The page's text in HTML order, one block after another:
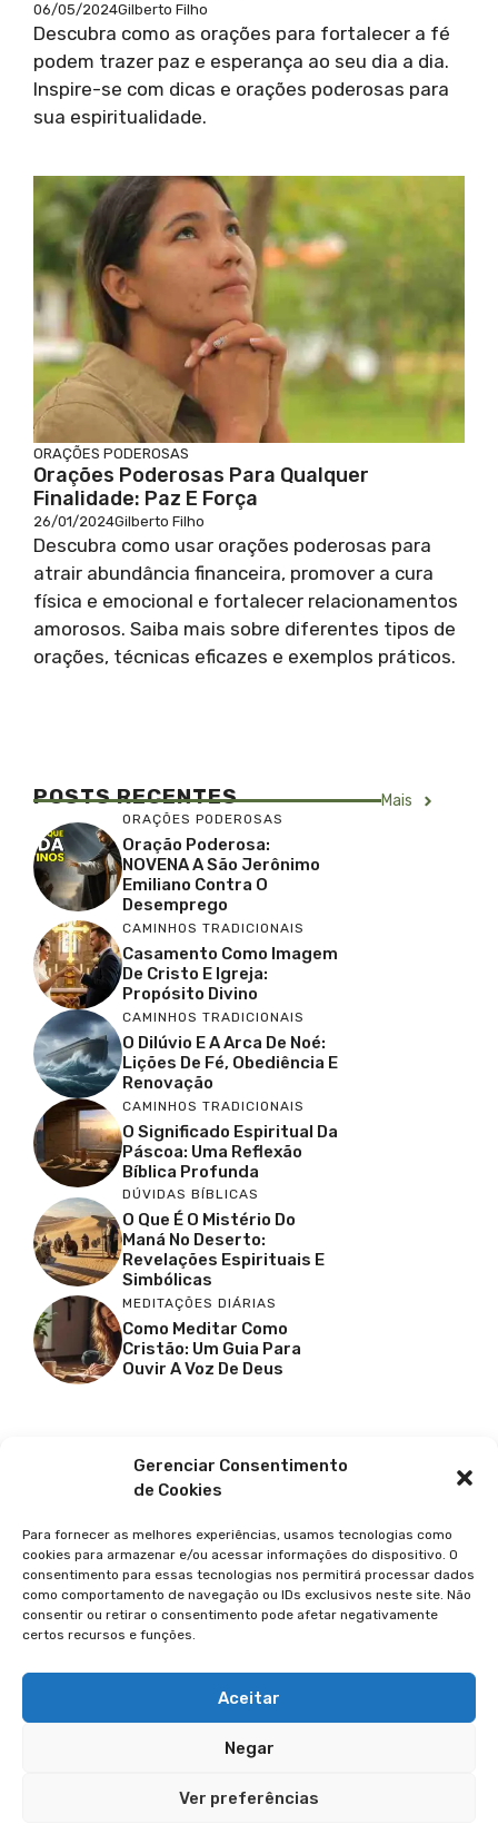
Gerenciar Consentimento
de Cookies
Para fornecer as melhores experiências, usamos tecnologias como
cookies para armazenar e/ou acessar informações do dispositivo. O
consentimento para essas tecnologias nos permitirá processar dados
como comportamento de navegação ou IDs exclusivos neste site. Não
consentir ou retirar o consentimento pode afetar negativamente
certos recursos e funções.
Aceitar
Negar
Ver preferências
06/05/2024Gilberto Filho
Descubra como as orações para fortalecer a fé
podem trazer paz e esperança ao seu dia a dia.
Inspire-se com dicas e orações poderosas para
sua espiritualidade.
ORAÇÕES PODEROSAS
Orações Poderosas Para Qualquer
Finalidade: Paz E Força
26/01/2024Gilberto Filho
Descubra como usar orações poderosas para
atrair abundância financeira, promover a cura
física e emocional e fortalecer relacionamentos
amorosos. Saiba mais sobre diferentes tipos de
orações, técnicas eficazes e exemplos práticos.
POSTS RECENTES Mais
ORAÇÕES PODEROSAS
Oração Poderosa:
NOVENA A São Jerônimo
Emiliano Contra O
Desemprego
CAMINHOS TRADICIONAIS
Casamento Como Imagem
De Cristo E Igreja:
Propósito Divino
CAMINHOS TRADICIONAIS
O Dilúvio E A Arca De Noé:
Lições De Fé, Obediência E
Renovação
CAMINHOS TRADICIONAIS
O Significado Espiritual Da
Páscoa: Uma Reflexão
Bíblica Profunda
DÚVIDAS BÍBLICAS
O Que É O Mistério Do
Maná No Deserto:
Revelações Espirituais E
Simbólicas
MEDITAÇÕES DIÁRIAS
Como Meditar Como
Cristão: Um Guia Para
Ouvir A Voz De Deus
Facebook
Youtube
Pinterest
TRANSPARÊNCIA